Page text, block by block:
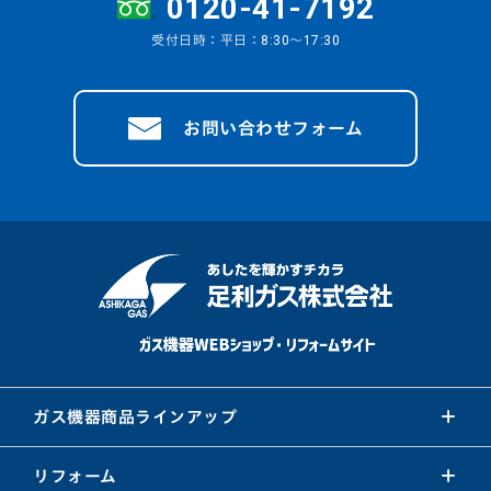
0120-41-7192
受付日時：平日：8:30～17:30
お問い合わせフォーム
ガス機器商品ラインアップ
リフォーム